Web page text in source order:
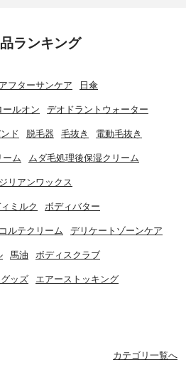
ランキング
アフターサンケア 日傘
ールオン デオドラントウォーター
ド 脱毛器 毛抜き 電動毛抜き
ーム ムダ毛処理後保湿クリーム
リアンワックス
ミルク ボディバター
ルテクリーム デリケートゾーンケア
馬油 ボディスクラブ
ッズ エアーストッキング
カテゴリ一覧へ